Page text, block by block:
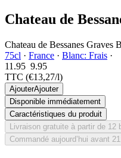
Chateau de
Chateau de Bessanes Graves
75cl · France · Blanc: Frais ·
11.95 9.95
TTC (€13,27/l)
AjouterAjouter
Disponible immédiatement
Caractéristiques du produit
Livraison gratuite à partir de 12
Commandé aujourd’hui avant